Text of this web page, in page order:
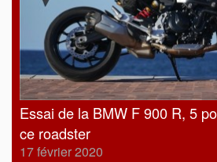
Essai de la BMW F 900 R, 5
ce roadster
17 février 2020